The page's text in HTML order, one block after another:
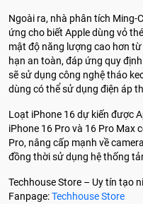
Ngoài ra, nhà phân tích Ming-
ứng cho biết Apple dùng vỏ
mật độ năng lượng cao hơn
hạn an toàn, đáp ứng quy
sẽ sử dụng công nghệ tháo
dùng có thể sử dụng điện áp
Loạt iPhone 16 dự kiến được
iPhone 16 Pro và 16 Pro Max
Pro, nâng cấp mạnh về
đồng thời sử dụng hệ thống
Techhouse Store – Uy tín tạo
Fanpage:Techhouse Store